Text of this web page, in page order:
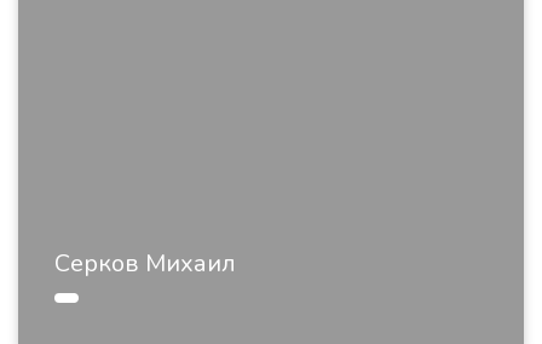
Серков Михаил